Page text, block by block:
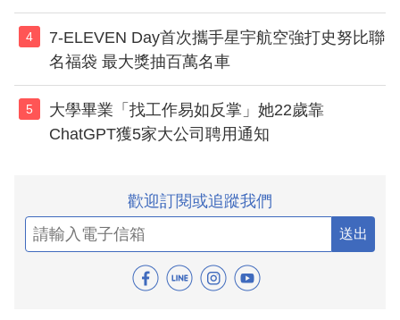
4
7-ELEVEN Day首次攜手星宇航空強打史努比聯
名福袋 最大獎抽百萬名車
5
大學畢業「找工作易如反掌」她22歲靠
ChatGPT獲5家大公司聘用通知
歡迎訂閱或追蹤我們
送出